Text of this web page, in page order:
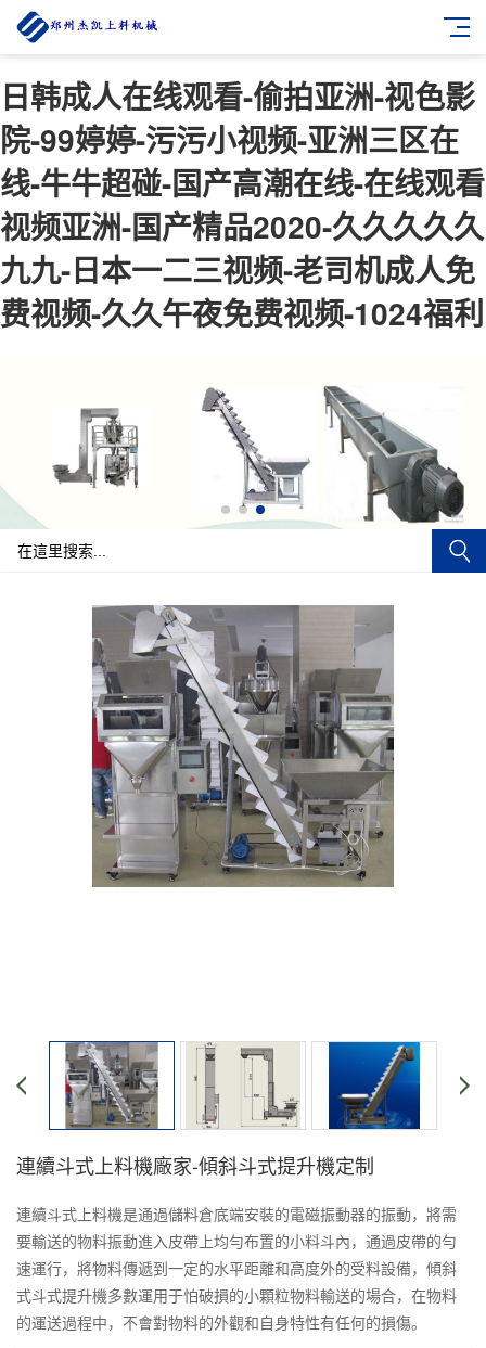
日韩成人在线观看-偷拍亚洲-视色影
院-99婷婷-污污小视频-亚洲三区在
线-牛牛超碰-国产高潮在线-在线观看
视频亚洲-国产精品2020-久久久久久
九九-日本一二三视频-老司机成人免
费视频-久久午夜免费视频-1024福利
連續斗式上料機廠家-傾斜斗式提升機定制
連續斗式上料機是通過儲料倉底端安裝的電磁振動器的振動，將需
要輸送的物料振動進入皮帶上均勻布置的小料斗內，通過皮帶的勻
速運行，將物料傳遞到一定的水平距離和高度外的受料設備，傾斜
式斗式提升機多數運用于怕破損的小顆粒物料輸送的場合，在物料
的運送過程中，不會對物料的外觀和自身特性有任何的損傷。